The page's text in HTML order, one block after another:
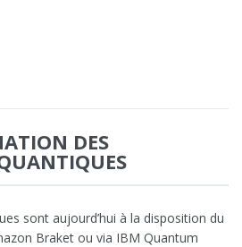
DES
sont aujourd’hui à la disposition du
Braket ou via IBM Quantum